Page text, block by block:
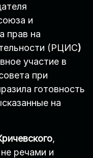
и
прав на
(РЦИС)
участие в
при
готовность
на
,
речами и